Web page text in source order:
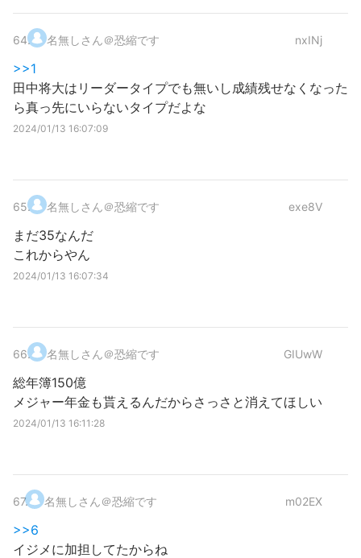
64. 名無しさん＠恐縮です nxINj
>>1
田中将大はリーダータイプでも無いし成績残せなくなった
ら真っ先にいらないタイプだよな
2024/01/13 16:07:09
65. 名無しさん＠恐縮です exe8V
まだ35なんだ
これからやん
2024/01/13 16:07:34
66. 名無しさん＠恐縮です GIUwW
総年簿150億
メジャー年金も貰えるんだからさっさと消えてほしい
2024/01/13 16:11:28
67. 名無しさん＠恐縮です m02EX
>>6
イジメに加担してたからね